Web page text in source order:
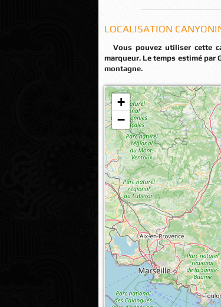
LOCALISATION
Vous pouvez utiliser cette carte pour vous repérer et calculer votre itinéraire en cliquant sur le
marqueur. Le temps estimé par
montagne.
Veuillez patienter pendant
+
−